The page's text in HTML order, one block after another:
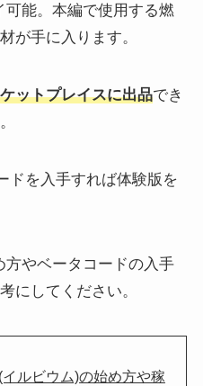
可能。本編で使用する燃
が手に入ります。
ットプレイスに出品でき
ドを入手すれば体験版を
やベータコードの入手
にしてください。
ルビウム)の始め方や稼